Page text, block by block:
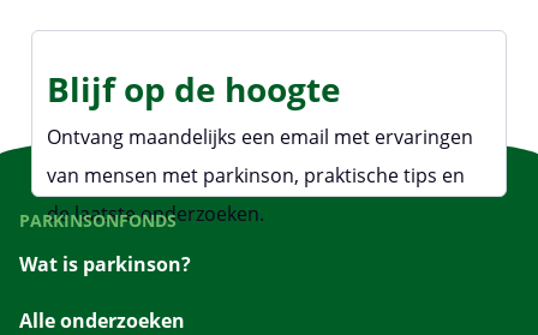
Blijf op de hoogte
Ontvang maandelijks een email met ervaringen
van mensen met parkinson, praktische tips en
de laatste onderzoeken.
PARKINSONFONDS
Wat is parkinson?
Alle onderzoeken